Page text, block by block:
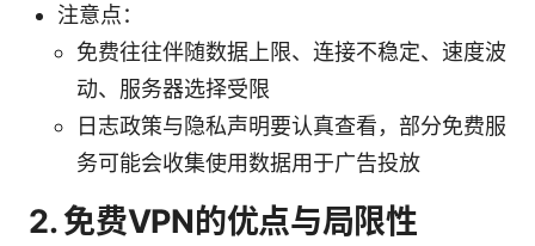
注意点：
免费往往伴随数据上限、连接不稳定、速度波
动、服务器选择受限
日志政策与隐私声明要认真查看，部分免费服
务可能会收集使用数据用于广告投放
2. 免费VPN的优点与局限性